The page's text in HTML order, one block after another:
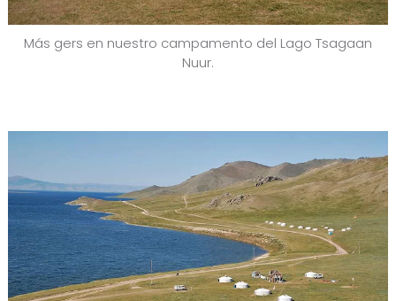
Más gers en nuestro campamento del Lago Tsagaan
Nuur.